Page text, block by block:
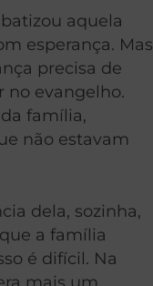
aquela
esperança. Mas
precisa de
no evangelho.
família,
não estavam
dela, sozinha,
a família
é difícil. Na
mais um